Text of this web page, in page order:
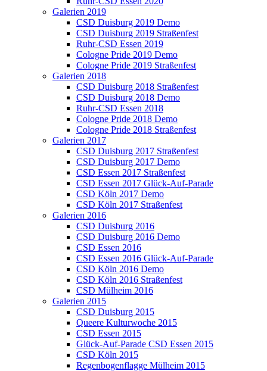
Galerien 2019
CSD Duisburg 2019 Demo
CSD Duisburg 2019 Straßenfest
Ruhr-CSD Essen 2019
Cologne Pride 2019 Demo
Cologne Pride 2019 Straßenfest
Galerien 2018
CSD Duisburg 2018 Straßenfest
CSD Duisburg 2018 Demo
Ruhr-CSD Essen 2018
Cologne Pride 2018 Demo
Cologne Pride 2018 Straßenfest
Galerien 2017
CSD Duisburg 2017 Straßenfest
CSD Duisburg 2017 Demo
CSD Essen 2017 Straßenfest
CSD Essen 2017 Glück-Auf-Parade
CSD Köln 2017 Demo
CSD Köln 2017 Straßenfest
Galerien 2016
CSD Duisburg 2016
CSD Duisburg 2016 Demo
CSD Essen 2016
CSD Essen 2016 Glück-Auf-Parade
CSD Köln 2016 Demo
CSD Köln 2016 Straßenfest
CSD Mülheim 2016
Galerien 2015
CSD Duisburg 2015
Queere Kulturwoche 2015
CSD Essen 2015
Glück-Auf-Parade CSD Essen 2015
CSD Köln 2015
Regenbogenflagge Mülheim 2015